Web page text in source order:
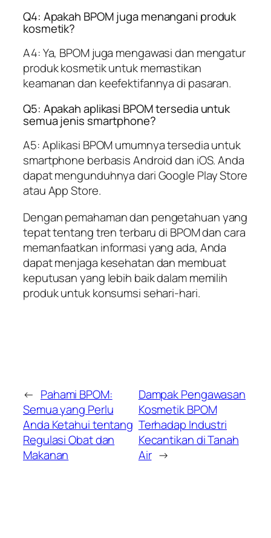
Q4: Apakah BPOM juga menangani produk
kosmetik?
A4: Ya, BPOM juga mengawasi dan mengatur
produk kosmetik untuk memastikan
keamanan dan keefektifannya di pasaran.
Q5: Apakah aplikasi BPOM tersedia untuk
semua jenis smartphone?
A5: Aplikasi BPOM umumnya tersedia untuk
smartphone berbasis Android dan iOS. Anda
dapat mengunduhnya dari Google Play Store
atau App Store.
Dengan pemahaman dan pengetahuan yang
tepat tentang tren terbaru di BPOM dan cara
memanfaatkan informasi yang ada, Anda
dapat menjaga kesehatan dan membuat
keputusan yang lebih baik dalam memilih
produk untuk konsumsi sehari-hari.
← Pahami BPOM:
Semua yang Perlu
Anda Ketahui tentang
Regulasi Obat dan
Makanan
Dampak Pengawasan
Kosmetik BPOM
Terhadap Industri
Kecantikan di Tanah
Air →